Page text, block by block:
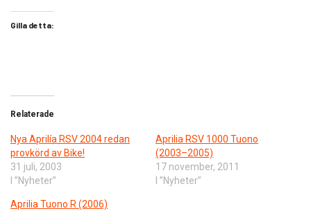
Gilla detta:
Relaterade
Nya Aprilía RSV 2004 redan
provkörd av Bike!
31 juli, 2003
I ”Nyheter”
Aprilia RSV 1000 Tuono
(2003–2005)
17 november, 2011
I ”Nyheter”
Aprilia Tuono R (2006)